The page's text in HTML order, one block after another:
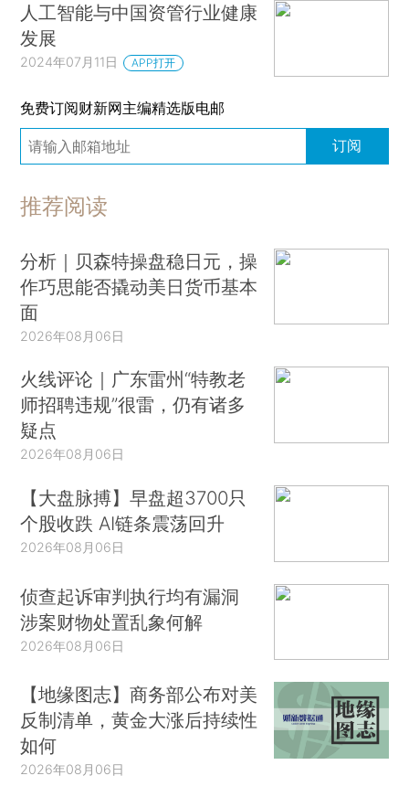
人工智能与中国资管行业健康
发展
2024年07月11日 APP打开
免费订阅财新网主编精选版电邮
订阅
推荐阅读
分析｜贝森特操盘稳日元，操
作巧思能否撬动美日货币基本
面
2026年08月06日
火线评论｜广东雷州“特教老
师招聘违规”很雷，仍有诸多
疑点
2026年08月06日
【大盘脉搏】早盘超3700只
个股收跌 AI链条震荡回升
2026年08月06日
侦查起诉审判执行均有漏洞
涉案财物处置乱象何解
2026年08月06日
【地缘图志】商务部公布对美
反制清单，黄金大涨后持续性
如何
2026年08月06日